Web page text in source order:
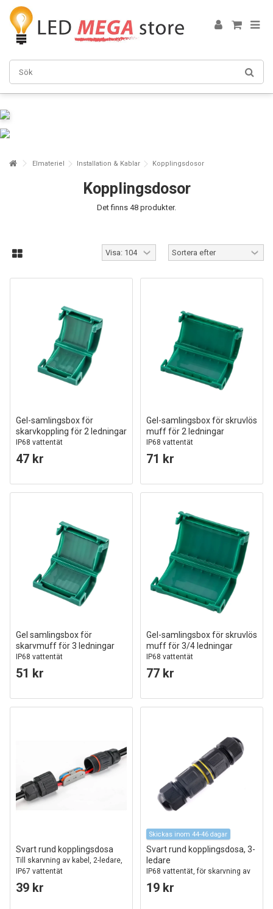
Elmateriel Installation & Kablar Kopplingsdosor
Kopplingsdosor
Det finns 48 produkter.
Gel-samlingsbox för
skarvkoppling för 2 ledningar
IP68 vattentät
47 kr
Gel-samlingsbox för skruvlös
muff för 2 ledningar
IP68 vattentät
71 kr
Gel samlingsbox för
skarvmuff för 3 ledningar
IP68 vattentät
51 kr
Gel-samlingsbox för skruvlös
muff för 3/4 ledningar
IP68 vattentät
77 kr
Svart rund kopplingsdosa
Till skarvning av kabel, 2-ledare,
IP67 vattentät
39 kr
Skickas inom 44-46 dagar
Svart rund kopplingsdosa, 3-
ledare
IP68 vattentät, för skarvning av
kablar, Ø6-11mm kabel
19 kr